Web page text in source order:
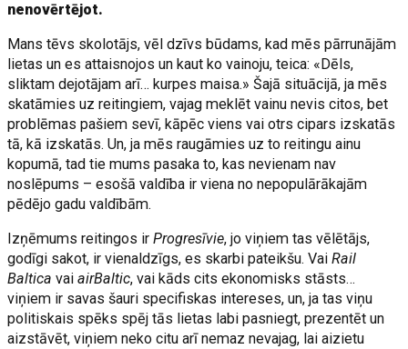
nenovērtējot.
Mans tēvs skolotājs, vēl dzīvs būdams, kad mēs pārrunājām
lietas un es attaisnojos un kaut ko vainoju, teica: «Dēls,
sliktam dejotājam arī… kurpes maisa.» Šajā situācijā, ja mēs
skatāmies uz reitingiem, vajag meklēt vainu nevis citos, bet
problēmas pašiem sevī, kāpēc viens vai otrs cipars izskatās
tā, kā izskatās. Un, ja mēs raugāmies uz to reitingu ainu
kopumā, tad tie mums pasaka to, kas nevienam nav
noslēpums – esošā valdība ir viena no nepopulārākajām
pēdējo gadu valdībām.
Izņēmums reitingos irProgresīvie, jo viņiem tas vēlētājs,
godīgi sakot, ir vienaldzīgs, es skarbi pateikšu. VaiRail
BalticavaiairBaltic, vai kāds cits ekonomisks stāsts…
viņiem ir savas šauri specifiskas intereses, un, ja tas viņu
politiskais spēks spēj tās lietas labi pasniegt, prezentēt un
aizstāvēt, viņiem neko citu arī nemaz nevajag, lai aizietu